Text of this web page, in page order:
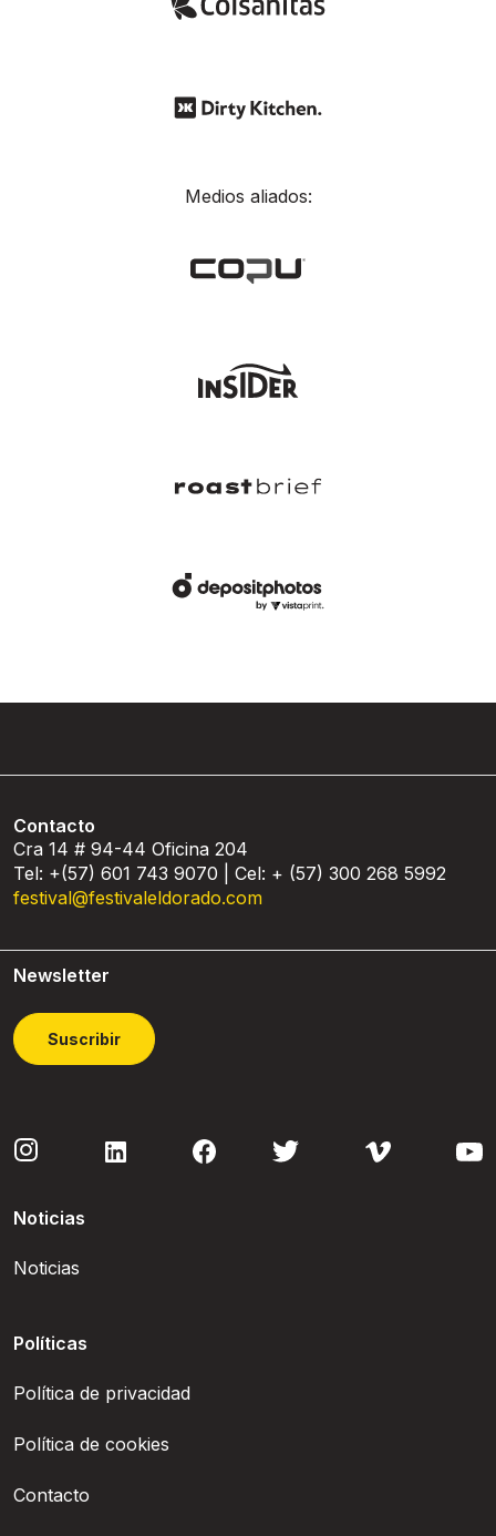
Medios aliados:
Contacto
Cra 14 # 94-44 Oficina 204
Tel: +(57) 601 743 9070 | Cel: + (57) 300 268 5992
festival@festivaleldorado.com
Newsletter
Suscribir
Noticias
Noticias
Políticas
Política de privacidad
Política de cookies
Contacto